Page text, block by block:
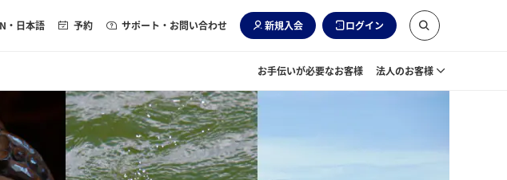
・日本語 予約 サポート・お問い合わせ 新規入会 ログイン
お手伝いが必要なお客様 法人のお客様